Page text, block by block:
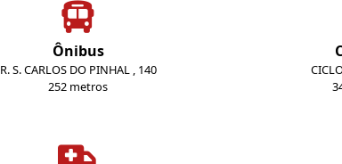
Ônibus
R. S. CARLOS DO PINHAL , 140
252 metros